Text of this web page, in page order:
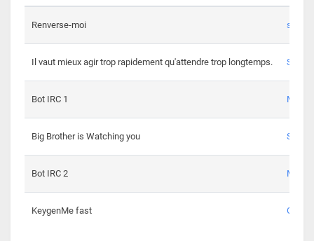
Renverse-moi s3th
Il vaut mieux agir trop rapidement qu'attendre trop longtemps. Spl3en
Bot IRC 1
Big Brother is Watching you
Bot IRC 2
KeygenMe fast Ge0